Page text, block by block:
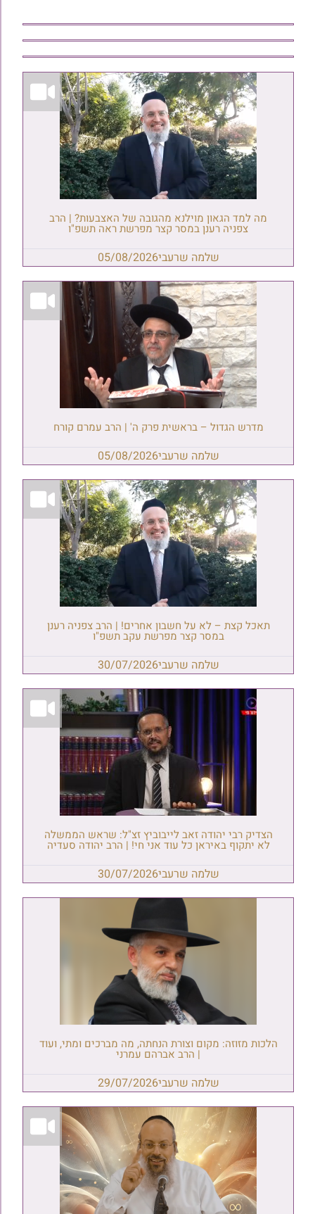
מה למד הגאון מוילנא מהגובה של האצבעות? | הרב
צפניה רענן במסר קצר מפרשת ראה תשפ"ו
שלמה שרעבי05/08/2026
מדרש הגדול – בראשית פרק ה' | הרב עמרם קורח
שלמה שרעבי05/08/2026
תאכל קצת – לא על חשבון אחרים! | הרב צפניה רענן
במסר קצר מפרשת עקב תשפ"ו
שלמה שרעבי30/07/2026
הצדיק רבי יהודה זאב לייבוביץ זצ"ל: שראש הממשלה
לא יתקוף באיראן כל עוד אני חי! | הרב יהודה סעדיה
שלמה שרעבי30/07/2026
הלכות מזוזה: מקום וצורת הנחתה, מה מברכים ומתי, ועוד
| הרב אברהם עמרני
שלמה שרעבי29/07/2026